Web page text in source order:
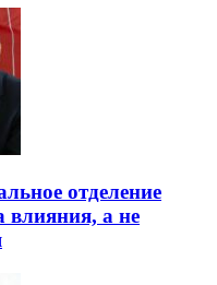
отделение
а не